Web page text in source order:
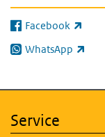
Facebook
(externe link)
WhatsApp
(externe link)
Service